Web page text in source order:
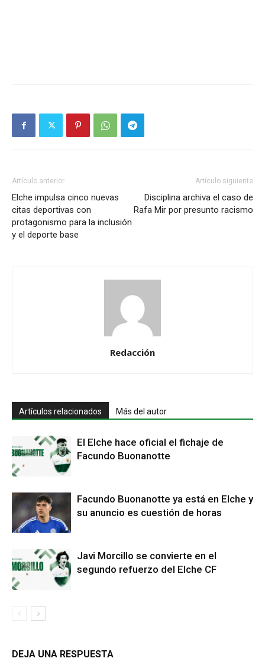
Artículo anterior
Elche impulsa cinco nuevas
citas deportivas con
protagonismo para la inclusión
y el deporte base
Artículo siguiente
Disciplina archiva el caso de
Rafa Mir por presunto racismo
Redacción
Artículos relacionados Más del autor
El Elche hace oficial el fichaje de
Facundo Buonanotte
Facundo Buonanotte ya está en Elche y
su anuncio es cuestión de horas
Javi Morcillo se convierte en el
segundo refuerzo del Elche CF
DEJA UNA RESPUESTA